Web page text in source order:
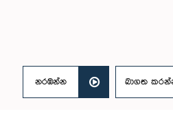
නරඹන්න බාගත